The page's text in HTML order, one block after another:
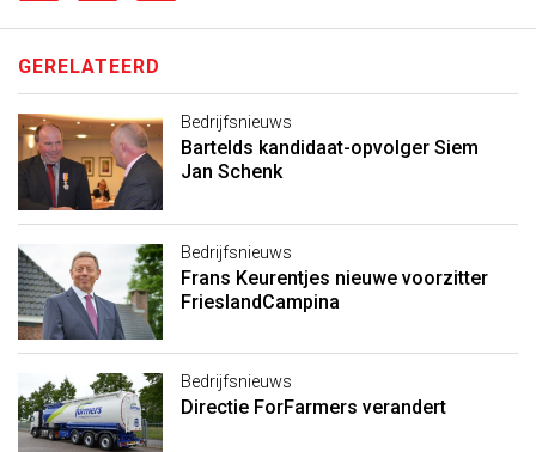
GERELATEERD
Bedrijfsnieuws
Bartelds kandidaat-opvolger Siem
Jan Schenk
Bedrijfsnieuws
Frans Keurentjes nieuwe voorzitter
FrieslandCampina
Bedrijfsnieuws
Directie ForFarmers verandert